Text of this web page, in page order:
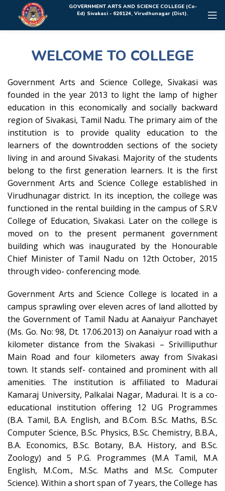
Rolex Replica Uhren DeutschlandGOVERNMENT ARTS AND SCIENCE COLLEGE (Co-
Ed) Sivakasi - 626124, Virudhunagar (Dist).
WELCOME TO COLLEGE
Government Arts and Science College, Sivakasi was
founded in the year 2013 to light the lamp of higher
education in this economically and socially backward
region of Sivakasi, Tamil Nadu. The primary aim of the
institution is to provide quality education to the
learners of the downtrodden sections of the society
living in and around Sivakasi. Majority of the students
belong to the first generation learners. It is the first
Government Arts and Science College established in
Virudhunagar district. In its inception, the college was
functioned in the rental building in the campus of S.R.V
College of Education, Sivakasi. Later on the college is
moved on to the present permanent government
building which was inaugurated by the Honourable
Chief Minister of Tamil Nadu on 12th October, 2015
through video- conferencing mode.
Government Arts and Science College is located in a
campus sprawling over eleven acres of land allotted by
the Government of Tamil Nadu at Aanaiyur Panchayet
(Ms. Go. No: 98, Dt. 17.06.2013) on Aanaiyur road with a
kilometer distance from the Sivakasi – Srivilliputhur
Main Road and four kilometers away from Sivakasi
town. It stands self- contained and prominent with all
amenities. The institution is affiliated to Madurai
Kamaraj University, Palkalai Nagar, Madurai. It is a co-
educational institution offering 12 UG Programmes
(B.A. Tamil, B.A. English, and B.Com. B.Sc. Maths, B.Sc.
Computer Science, B.Sc. Physics, B.Sc. Chemistry, B.B.A.,
B.A. Economics, B.Sc. Botany, B.A. History, and B.Sc.
Zoology) and 5 P.G. Programmes (M.A Tamil, M.A
English, M.Com., M.Sc. Maths and M.Sc. Computer
Science). Within a short span of 7 years, the College has